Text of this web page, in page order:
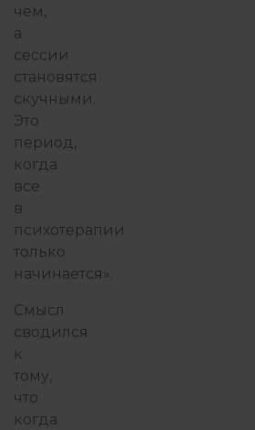
чем,
а
сессии
становятся
скучными.
Это
период,
когда
все
в
психотерапии
только
начинается».
Смысл
сводился
к
тому,
что
когда